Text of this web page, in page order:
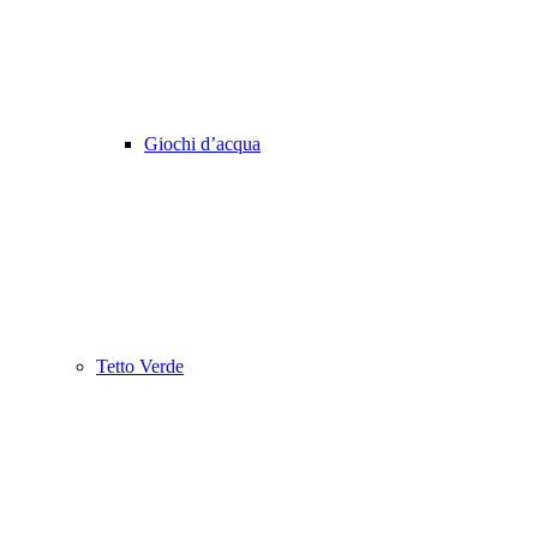
Giochi d’acqua
Tetto Verde